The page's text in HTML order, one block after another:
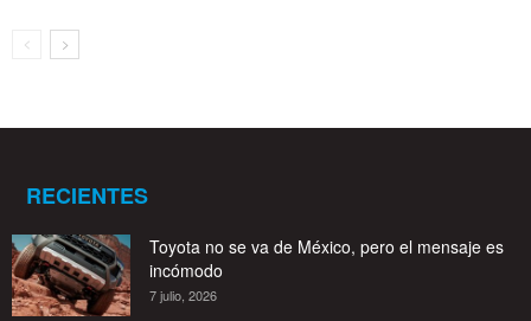
RECIENTES
Toyota no se va de México, pero el mensaje es
incómodo
7 julio, 2026